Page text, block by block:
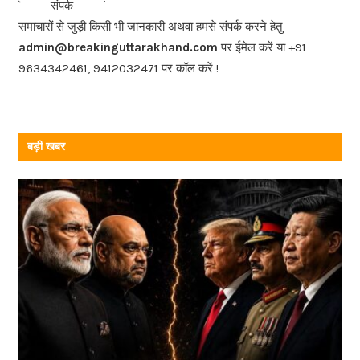
o
o
k
संपर्क
समाचारों से जुड़ी किसी भी जानकारी अथवा हमसे संपर्क करने हेतु
admin@breakinguttarakhand.com पर ईमेल करें या +91
9634342461, 9412032471 पर कॉल करें !
बड़ी खबर